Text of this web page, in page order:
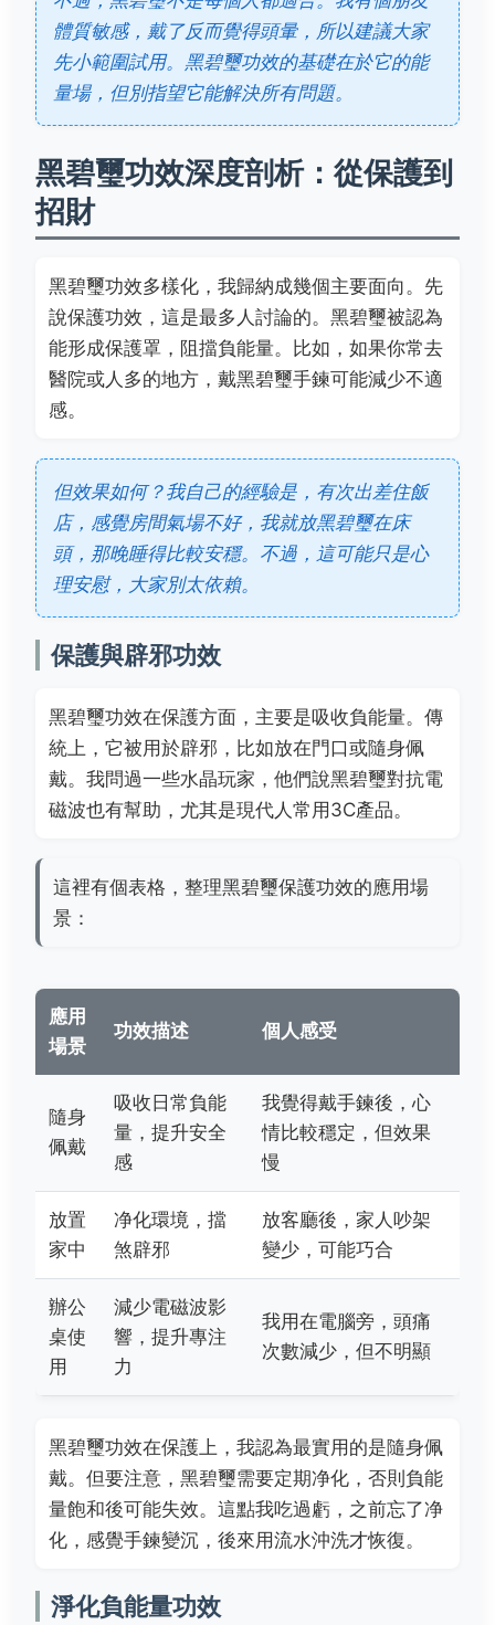
體質敏感，戴了反而覺得頭暈，所以建議大家
先小範圍試用。黑碧璽功效的基礎在於它的能
量場，但別指望它能解決所有問題。
黑碧璽功效深度剖析：從保護到
招財
黑碧璽功效多樣化，我歸納成幾個主要面向。先
說保護功效，這是最多人討論的。黑碧璽被認為
能形成保護罩，阻擋負能量。比如，如果你常去
醫院或人多的地方，戴黑碧璽手鍊可能減少不適
感。
但效果如何？我自己的經驗是，有次出差住飯
店，感覺房間氣場不好，我就放黑碧璽在床
頭，那晚睡得比較安穩。不過，這可能只是心
理安慰，大家別太依賴。
保護與辟邪功效
黑碧璽功效在保護方面，主要是吸收負能量。傳
統上，它被用於辟邪，比如放在門口或隨身佩
戴。我問過一些水晶玩家，他們說黑碧璽對抗電
磁波也有幫助，尤其是現代人常用3C產品。
這裡有個表格，整理黑碧璽保護功效的應用場
景：
應用
場景
功效描述 個人感受
隨身
佩戴
吸收日常負能
量，提升安全
感
我覺得戴手鍊後，心
情比較穩定，但效果
慢
放置
家中
净化環境，擋
煞辟邪
放客廳後，家人吵架
變少，可能巧合
辦公
桌使
用
減少電磁波影
響，提升專注
力
我用在電腦旁，頭痛
次數減少，但不明顯
黑碧璽功效在保護上，我認為最實用的是隨身佩
戴。但要注意，黑碧璽需要定期净化，否則負能
量飽和後可能失效。這點我吃過虧，之前忘了净
化，感覺手鍊變沉，後來用流水沖洗才恢復。
淨化負能量功效